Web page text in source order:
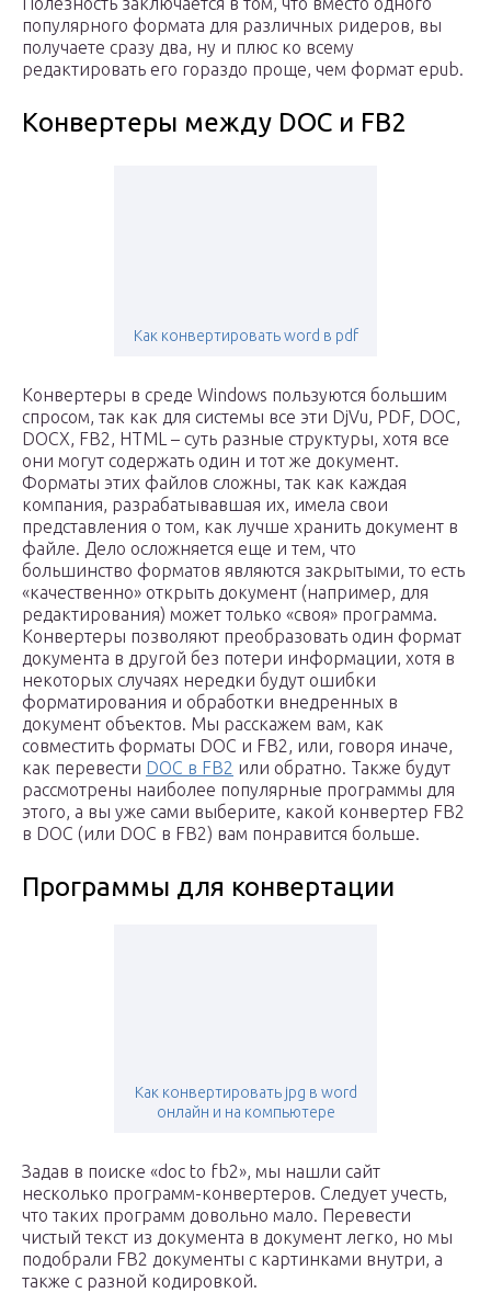
популярного формата для различных ридеров, вы
получаете сразу два, ну и плюс ко всему
редактировать его гораздо проще, чем формат epub.
Конвертеры между DOC и FB2
Как конвертировать word в pdf
Конвертеры в среде Windows пользуются большим
спросом, так как для системы все эти DjVu, PDF, DOC,
DOCX, FB2, HTML – суть разные структуры, хотя все
они могут содержать один и тот же документ.
Форматы этих файлов сложны, так как каждая
компания, разрабатывавшая их, имела свои
представления о том, как лучше хранить документ в
файле. Дело осложняется еще и тем, что
большинство форматов являются закрытыми, то есть
«качественно» открыть документ (например, для
редактирования) может только «своя» программа.
Конвертеры позволяют преобразовать один формат
документа в другой без потери информации, хотя в
некоторых случаях нередки будут ошибки
форматирования и обработки внедренных в
документ объектов. Мы расскажем вам, как
совместить форматы DOC и FB2, или, говоря иначе,
как перевести DOC в FB2 или обратно. Также будут
рассмотрены наиболее популярные программы для
этого, а вы уже сами выберите, какой конвертер FB2
в DOC (или DOC в FB2) вам понравится больше.
Программы для конвертации
Как конвертировать jpg в word
онлайн и на компьютере
Задав в поиске «doc to fb2», мы нашли сайт
несколько программ-конвертеров. Следует учесть,
что таких программ довольно мало. Перевести
чистый текст из документа в документ легко, но мы
подобрали FB2 документы с картинками внутри, а
также с разной кодировкой.